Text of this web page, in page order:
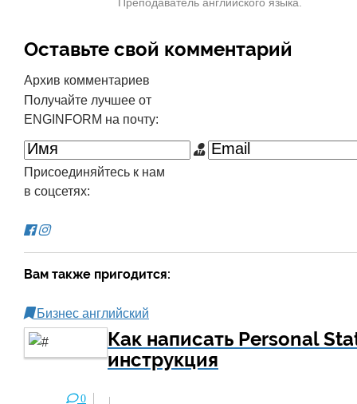
Оставьте свой комментарий
Архив комментариев
Получайте лучшее от
ENGINFORM на почту:
Присоединяйтесь к нам
в соцсетях:
Вам также пригодится:
Бизнес английский
Как написать Personal
инструкция
0